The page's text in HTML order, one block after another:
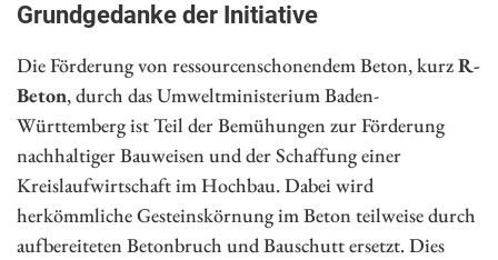
Grundgedanke der Initiative
Die Förderung von ressourcenschonendem Beton, kurzR-
Beton, durch das Umweltministerium Baden-
Württemberg ist Teil der Bemühungen zur Förderung
nachhaltiger Bauweisen und der Schaffung einer
Kreislaufwirtschaft im Hochbau. Dabei wird
herkömmliche Gesteinskörnung im Beton teilweise durch
aufbereiteten Betonbruch und Bauschutt ersetzt. Dies